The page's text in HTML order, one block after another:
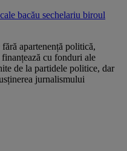
bacău sechelariu biroul
apartenență politică,
cu fonduri ale
de la partidele politice, dar
jurnalismului